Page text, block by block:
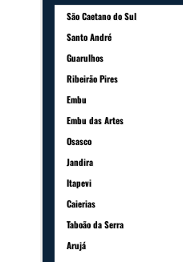
São Caetano do Sul
Santo André
Guarulhos
Ribeirão Pires
Embu
Embu das Artes
Osasco
Jandira
Itapevi
Caierias
Taboão da Serra
Arujá